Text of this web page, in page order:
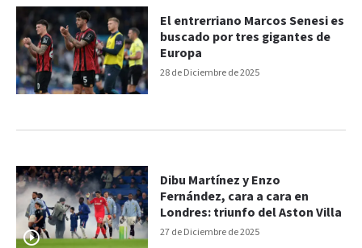
28 de Diciembre de 2025
El entrerriano Marcos Senesi es
buscado por tres gigantes de
Europa
27 de Diciembre de 2025
Dibu Martínez y Enzo
Fernández, cara a cara en
Londres: triunfo del Aston Villa